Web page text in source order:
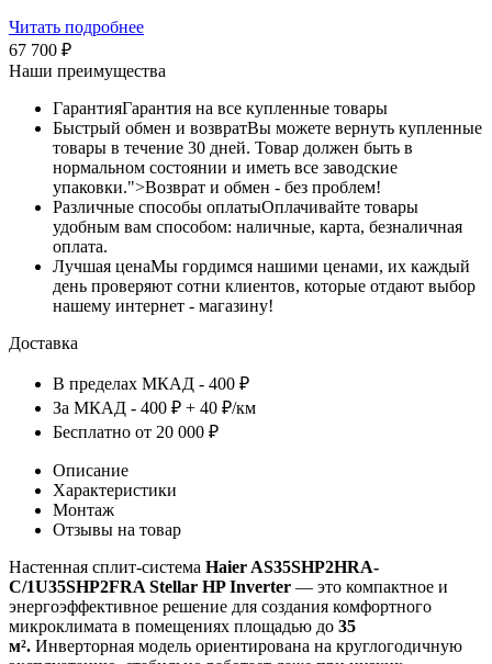
Читать подробнее
67 700 ₽
Наши преимущества
ГарантияГарантия на все купленные товары
Быстрый обмен и возвратВы можете вернуть купленные
товары в течение 30 дней. Товар должен быть в
нормальном состоянии и иметь все заводские
упаковки.">Возврат и обмен - без проблем!
Различные способы оплатыОплачивайте товары
удобным вам способом: наличные, карта, безналичная
оплата.
Лучшая ценаМы гордимся нашими ценами, их каждый
день проверяют сотни клиентов, которые отдают выбор
нашему интернет - магазину!
Доставка
В пределах МКАД - 400 ₽
За МКАД - 400 ₽ + 40 ₽/км
Бесплатно от 20 000 ₽
Описание
Характеристики
Монтаж
Отзывы на товар
Настенная сплит-система Haier AS35SHP2HRA-
C/1U35SHP2FRA Stellar HP Inverter — это компактное и
энергоэффективное решение для создания комфортного
микроклимата в помещениях площадью до 35
м². Инверторная модель ориентирована на круглогодичную